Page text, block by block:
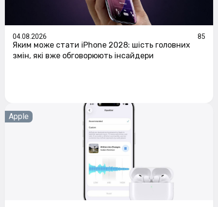
04.08.2026 85
Яким може стати iPhone 2028: шість головних
змін, які вже обговорюють інсайдери
Apple